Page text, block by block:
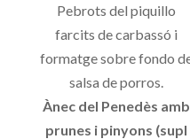
Pebrots del piquillo
farcits de carbassó i
formatge sobre fondo
salsa de porros.
Ànec del Penedès amb
prunes i pinyons (supl